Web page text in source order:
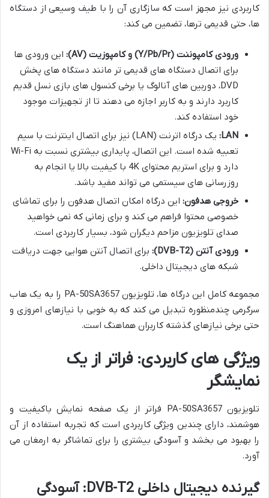
کاربردی نیز مجهز است که سازگاری آن را با طیف وسیعی از دستگاه
ها، حتی قدیمی ترها، تضمین می کند:
ورودی کامپوننت (Y/Pb/Pr) و کامپوزیت (AV):
این ورودی ها
برای اتصال دستگاه های قدیمی تر مانند دستگاه های پخش
DVD، دوربین های آنالوگ یا برخی کنسول های بازی نسل قدیم
کاربرد دارند و به کاربر اجازه می دهند تا از تجهیزات موجود
خود استفاده کند.
LAN:
یک درگاه اترنت (LAN) نیز برای اتصال اینترنت با سیم
تعبیه شده است. این اتصال، پایداری بیشتری نسبت به Wi-Fi
دارد و برای استریم محتوای 4K با کیفیت بالا یا انجام به
روزرسانی های سیستمی می تواند مفید باشد.
خروجی هدفون: این درگاه امکان اتصال هدفون را برای تماشای
خصوصی محتوا فراهم می کند و برای زمانی که نمی خواهید
صدای تلویزیون مزاحم دیگران شود، بسیار کاربردی است.
ورودی آنتن (DVB-T2):
برای اتصال آنتن هوایی جهت دریافت
شبکه های دیجیتال داخلی.
مجموعه کامل این درگاه ها، تلویزیون PA-50SA3657 را به یک هاب
سرگرمی چندمنظوره تبدیل می کند که به خوبی با نیازهای امروزی و
حتی برخی نیازهای گذشته کاربران هماهنگ است.
ویژگی های کاربردی: فراتر از یک
نمایشگر
تلویزیون PA-50SA3657 فراتر از یک صفحه نمایش باکیفیت و
هوشمند، دارای چندین ویژگی کاربردی است که تجربه استفاده از آن
را بهبود می بخشد و آسودگی بیشتری را برای تماشاگر به ارمغان می
آورد.
گیرنده دیجیتال داخلی DVB-T2: آسودگی